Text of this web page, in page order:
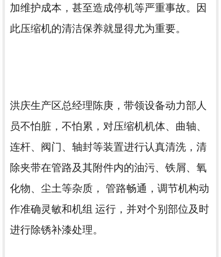
加维护成本，甚至造成停机等严重事故。因
此压缩机的清洁保养就显得尤为重要。
洪庆生产区总经理陈庚，带领设备动力部人
员不怕脏，不怕累，对压缩机机体、曲轴、
连杆、阀门、轴封等装置进行认真清洗 ， 清
除夹带在管路及其附件内的油污、铁屑、氧
化物、尘土等杂质， 管路畅通，调节机构动
作准确灵敏和机组 运行 ，并对个别部位及时
进行除锈补漆处理。